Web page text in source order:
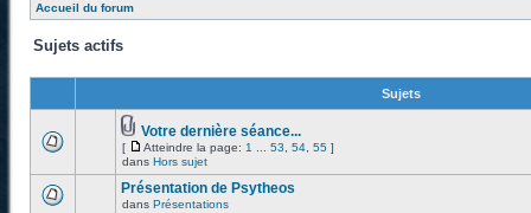
Accueil du forum
Sujets actifs
Sujets
Votre dernière séance...
[ Atteindre la page: 1 53 54 55 ]
dans Hors sujet
Présentation de Psytheos
dans Présentations